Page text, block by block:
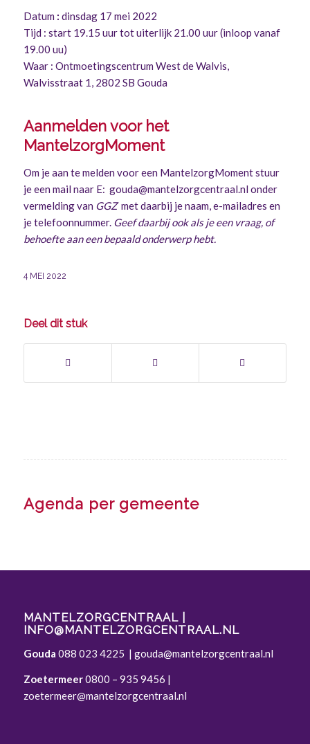
Datum : dinsdag 17 mei 2022
Tijd : start 19.15 uur tot uiterlijk 21.00 uur (inloop vanaf
19.00 uu)
Waar : Ontmoetingscentrum West de Walvis,
Walvisstraat 1, 2802 SB Gouda
Aanmelden voor het
MantelzorgMoment
Om je aan te melden voor een MantelzorgMoment stuur
je een mail naar E: gouda@mantelzorgcentraal.nl onder
vermelding van GGZmet daarbij je naam, e-mailadres en
je telefoonnummer. Geef daarbij ook als je een vraag, of
behoefte aan een bepaald onderwerp hebt.
4 MEI 2022
Deel dit stuk
Agenda per gemeente
MANTELZORGCENTRAAL |
INFO@MANTELZORGCENTRAAL.NL
Gouda 088 023 4225 | gouda@mantelzorgcentraal.nl
Zoetermeer0800 – 935 9456 |
zoetermeer@mantelzorgcentraal.nl